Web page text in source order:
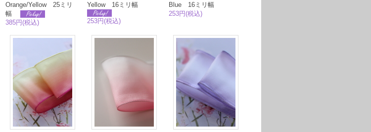
Orange/Yellow 25ミリ
幅
385円(税込)
Yellow 16ミリ幅
253円(税込)
Blue 16ミリ幅
253円(税込)